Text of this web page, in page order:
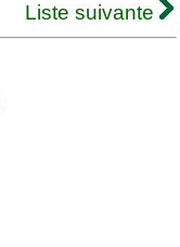
Liste suivante